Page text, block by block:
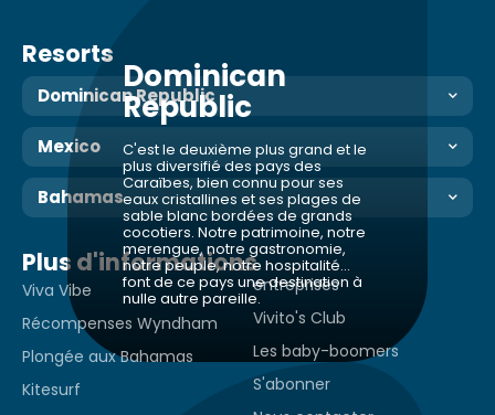
Dominican
Republic
C'est le deuxième plus grand et le
plus diversifié des pays des
Caraïbes, bien connu pour ses
eaux cristallines et ses plages de
sable blanc bordées de grands
cocotiers. Notre patrimoine, notre
merengue, notre gastronomie,
notre peuple, notre hospitalité...
font de ce pays une destination à
nulle autre pareille.
Resorts
Dominican Republic
Mexico
Bahamas
Plus d'informations
Viva Vibe
Récompenses Wyndham
Plongée aux Bahamas
Kitesurf
entreprises
Vivito's Club
Les baby-boomers
S'abonner